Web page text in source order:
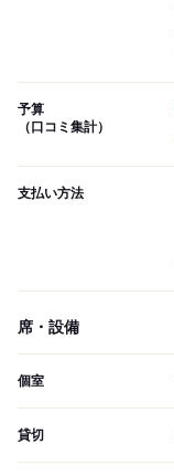
予算
（口コミ集計）
支払い方法
席・設備
個室
貸切